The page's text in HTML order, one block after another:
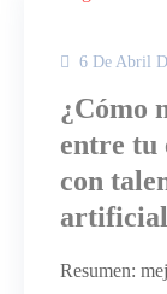
6 De Abril
¿Cómo
entre tu
con
Resumen: